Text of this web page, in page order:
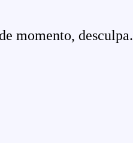
momento, desculpa.